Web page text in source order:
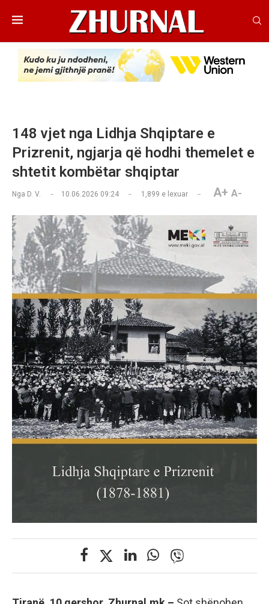
148 vjet nga Lidhja Shqiptare e
Prizrenit, ngjarja që hodhi themelet e
shtetit kombëtar shqiptar
Nga D. V. 10.06.2026 09:24 1,899 e lexuar A+ A-